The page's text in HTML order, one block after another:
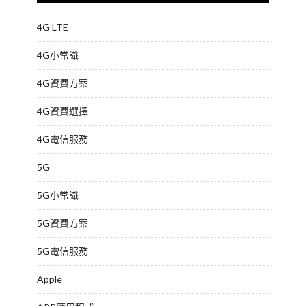
4G LTE
4G小常識
4G資費方案
4G資費選擇
4G電信服務
5G
5G小常識
5G資費方案
5G電信服務
Apple